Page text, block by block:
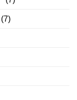
(7)